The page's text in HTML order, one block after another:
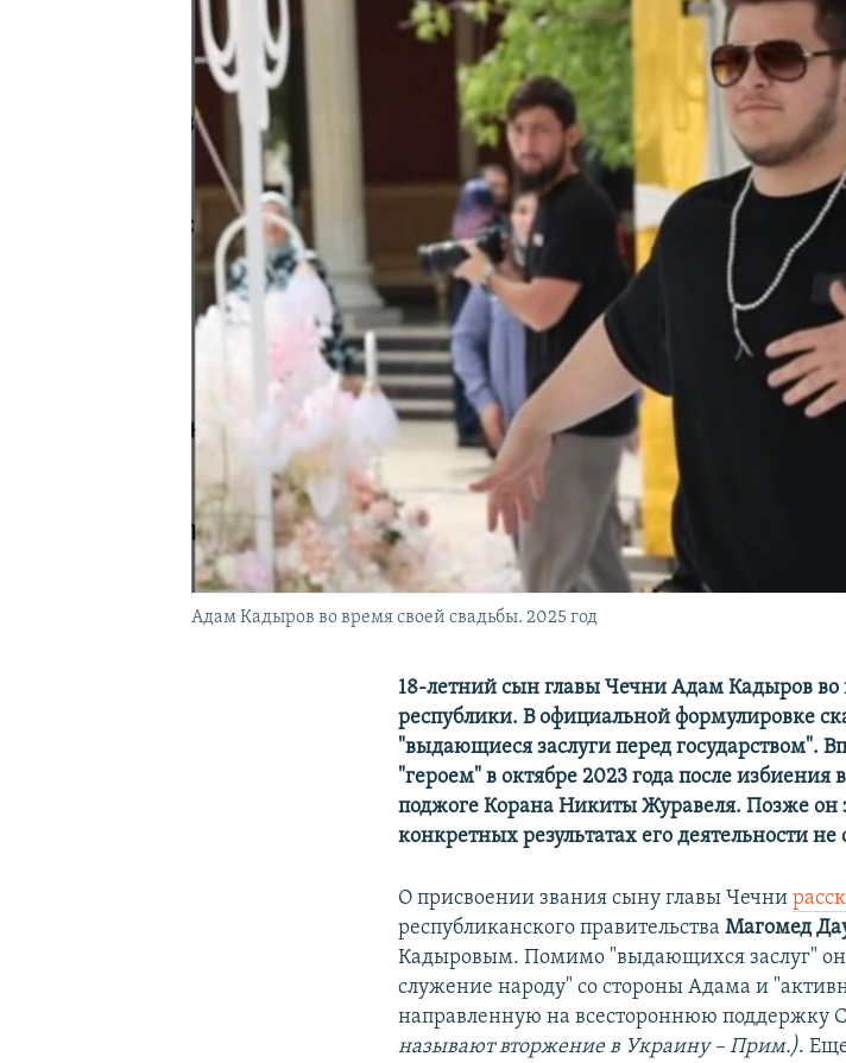
КРЫМ.НЕПОКОРЕННЫЙ
УКРАИНСКАЯ ПРОБЛЕМА КРЫМА
Адам Кадыров во время своей свадьбы. 2025 год
18-летний сын главы Чечни Адам Кадыров во
республики. В официальной формулировке
"выдающиеся заслуги перед государством".
"героем" в октябре 2023 года после избиения
поджоге Корана Никиты Журавеля. Позже он
конкретных результатах его деятельности не
О присвоении звания сыну главы Чечни
республиканского правительстваМагомед
Кадыровым. Помимо "выдающихся заслуг" он
служение народу" со стороны Адама и
направленную на всестороннюю поддержку
называют вторжение в Украину – Прим.).